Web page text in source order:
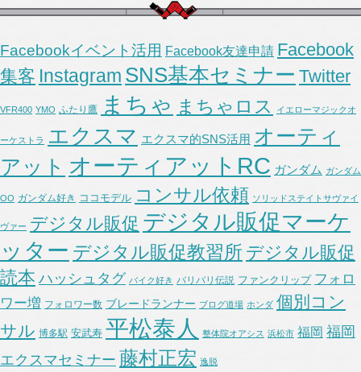
Facebookイベント活用 Facebook友達申請 Facebook
集客 Instagram SNS基本セミナー Twitter
VFR400 YMO ふたり鷹 まちゃ まちゃロス イエローマジックオ
ーケストラ エクスマ エクスマ的SNS活用 オーティ
アット オーティアットRC ガンダム ガンダム
OO ガンダム好き ココモデル コンサル依頼 ソリッドステイトサヴァイ
ヴァー デジタル販促 デジタル販促マーケ
ッター デジタル販促教習所 デジタル販促
読本 ハッシュタグ バイク好き バリバリ伝説 ファンクリップ フォロ
ワー増 フォロワー数 ブレードランナー ブログ道場 ホンダ 個別コン
サル 博多駅 安武寿 平松泰人 整体院オアシス 浜松市 福岡 福岡
エクスマセミナー 藤村正宏 逸脱